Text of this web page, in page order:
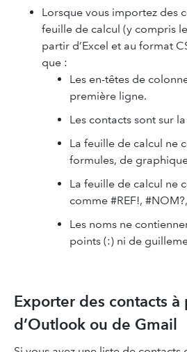
Lorsque vous importez des
feuille de calcul (y compris
partir d’Excel et au format
que :
Les en-têtes de
première ligne.
Les contacts sont sur
La feuille de calcul ne
formules, de
La feuille de calcul ne
comme #REF!,
Les noms ne
points (:) ni de
Exporter des contacts à
d’Outlook ou de Gmail